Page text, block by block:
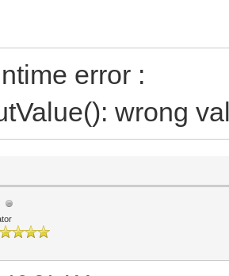
error :
wrong